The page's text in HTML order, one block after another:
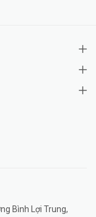
Bình Lợi Trung,